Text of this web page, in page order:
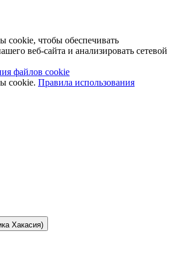
cookie, чтобы обеспечивать
веб-сайта и анализировать сетевой
файлов cookie
cookie. Правила использования
Хакасия)